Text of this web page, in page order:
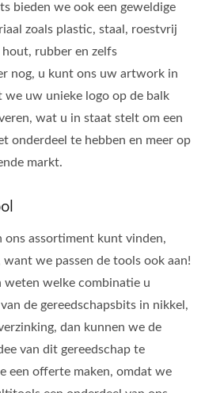
bieden we ook een geweldige
zoals plastic, staal, roestvrij
rubber en zelfs
nog, u kunt ons uw artwork in
uw unieke logo op de balk
wat u in staat stelt om een
onderdeel te hebben en meer op
markt.
ons assortiment kunt vinden,
want we passen de tools ook aan!
welke combinatie u
de gereedschapsbits in nikkel,
dan kunnen we de
van dit gereedschap te
een offerte maken, omdat we